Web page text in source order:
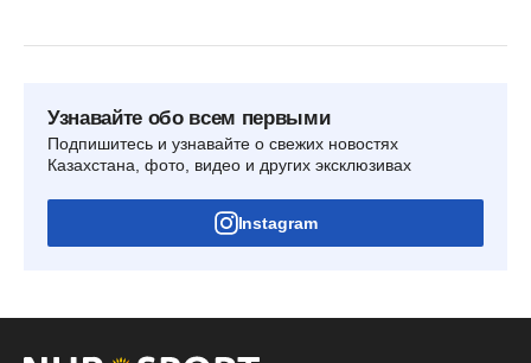
Узнавайте обо всем первыми
Подпишитесь и узнавайте о свежих новостях
Казахстана, фото, видео и других эксклюзивах
Instagram